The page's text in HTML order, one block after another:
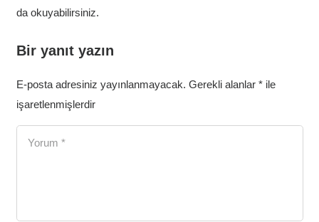
da okuyabilirsiniz.
Bir yanıt yazın
E-posta adresiniz yayınlanmayacak. Gerekli alanlar *ile
işaretlenmişlerdir